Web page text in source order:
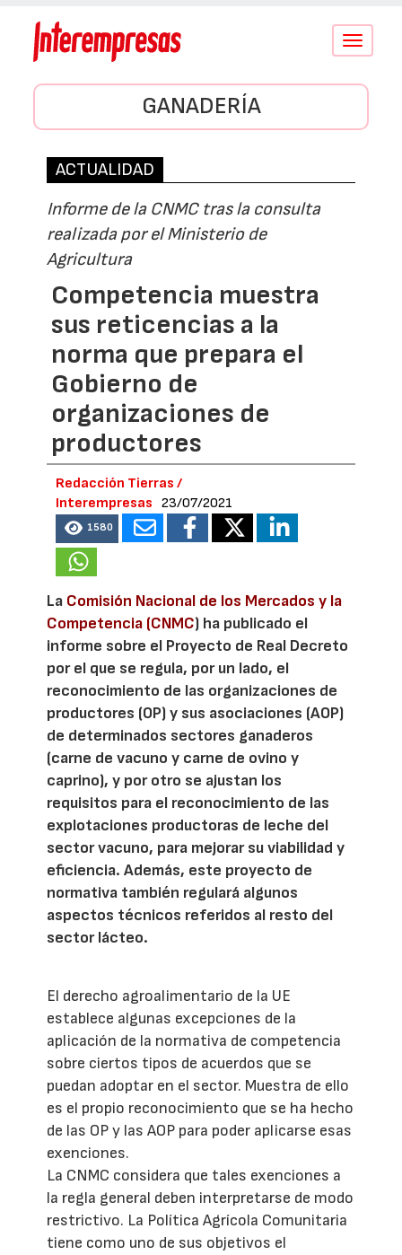
Conmutar
GANADERÍA
ACTUALIDAD
Informe de la CNMC tras la consulta
realizada por el Ministerio de
Agricultura
Competencia muestra
sus reticencias a la
norma que prepara el
Gobierno de
organizaciones de
productores
Redacción Tierras /
Interempresas
23/07/2021
1580
La Comisión Nacional de los Mercados y la
Competencia (CNMC) ha publicado el
informe sobre el Proyecto de Real Decreto
por el que se regula, por un lado, el
reconocimiento de las organizaciones de
productores (OP) y sus asociaciones (AOP)
de determinados sectores ganaderos
(carne de vacuno y carne de ovino y
caprino), y por otro se ajustan los
requisitos para el reconocimiento de las
explotaciones productoras de leche del
sector vacuno, para mejorar su viabilidad y
eficiencia. Además, este proyecto de
normativa también regulará algunos
aspectos técnicos referidos al resto del
sector lácteo.
El derecho agroalimentario de la UE
establece algunas excepciones de la
aplicación de la normativa de competencia
sobre ciertos tipos de acuerdos que se
puedan adoptar en el sector. Muestra de ello
es el propio reconocimiento que se ha hecho
de las OP y las AOP para poder aplicarse esas
exenciones.
La CNMC considera que tales exenciones a
la regla general deben interpretarse de modo
restrictivo. La Política Agrícola Comunitaria
tiene como uno de sus objetivos el